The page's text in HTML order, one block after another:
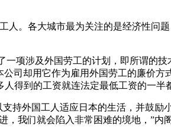
人。各大城市最为关注的是经济性问
一项涉及外国劳工的计划，即所谓的
司却用它作为雇用外国劳工的廉价
得到的工资就连法定最低工资的一
持外国工人适应日本的生活，并鼓
我们就会陷入非常困难的境地，”内